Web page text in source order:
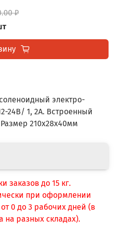
₽
электро-
24В/ 1, 2А. Встроенный
210х28х40мм
заказов до 15 кг.
при оформлении
0 до 3 рабочих дней (в
на разных складах).